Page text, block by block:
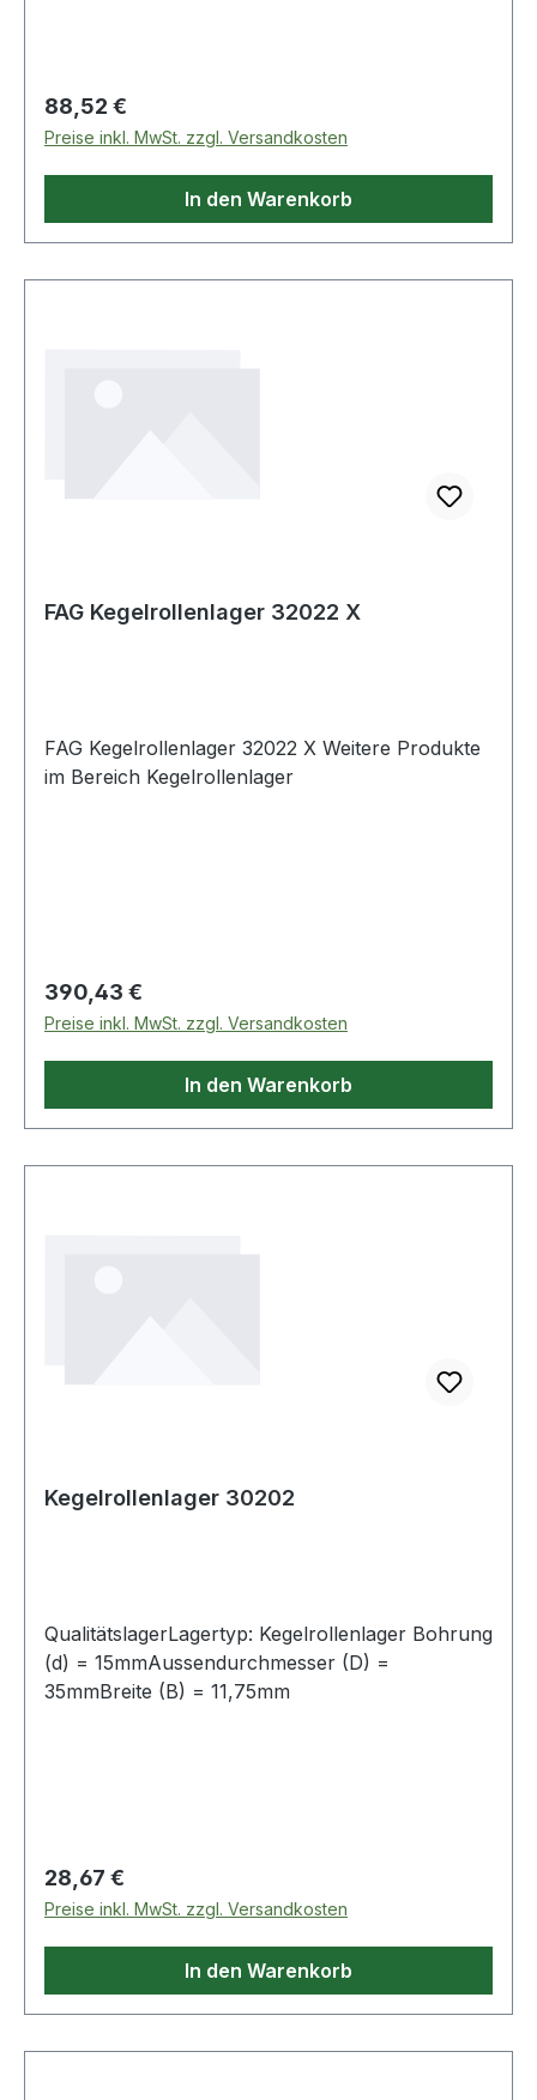
Regulärer Preis:
88,52 €
Preise inkl. MwSt. zzgl. Versandkosten
In den Warenkorb
FAG Kegelrollenlager 32022 X
FAG Kegelrollenlager 32022 X Weitere Produkte
im Bereich Kegelrollenlager
Regulärer Preis:
390,43 €
Preise inkl. MwSt. zzgl. Versandkosten
In den Warenkorb
Kegelrollenlager 30202
QualitätslagerLagertyp: Kegelrollenlager Bohrung
(d) = 15mmAussendurchmesser (D) =
35mmBreite (B) = 11,75mm
Regulärer Preis:
28,67 €
Preise inkl. MwSt. zzgl. Versandkosten
In den Warenkorb